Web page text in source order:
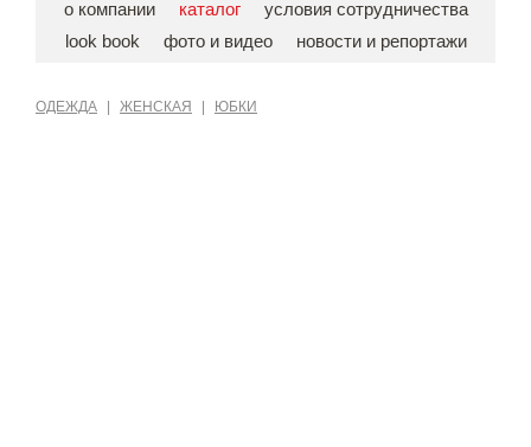
о компании каталог
условия сотрудничества
look book
фото и видео новости и репортажи
ОДЕЖДА ЖЕНСКАЯ ЮБКИ